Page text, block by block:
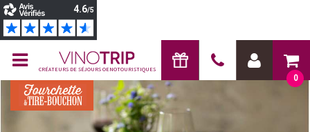
0
CRÉATEURS DE SÉJOURS OENOTOURISTIQUES